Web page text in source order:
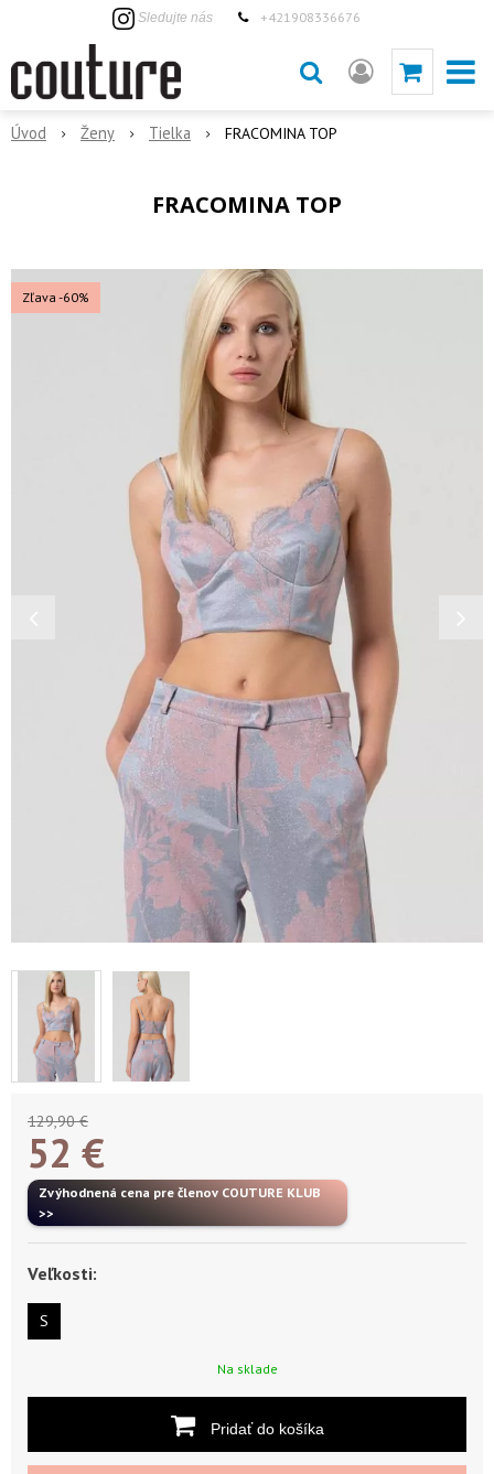
Sledujte nás +421908336676
Úvod Ženy Tielka FRACOMINA TOP
FRACOMINA TOP
Zľava -60%
129,90 €
52 €
Zvýhodnená cena pre členov COUTURE KLUB
>>
Veľkosti:
S
Na sklade
Pridať do košíka